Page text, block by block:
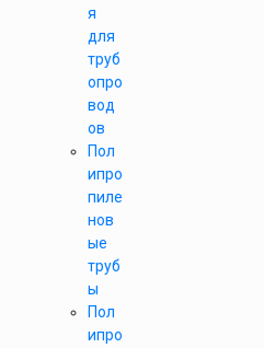
я
для
труб
опро
вод
ов
Пол
ипро
пиле
нов
ые
труб
ы
Пол
ипро